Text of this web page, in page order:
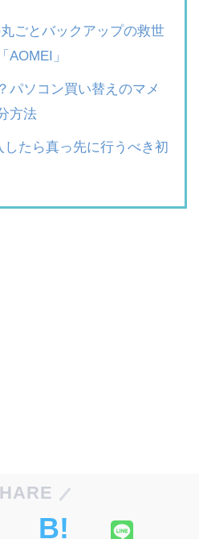
ごとバックアップの救世
AOMEI」
パソコン買い替えのマメ
方法
たら真っ先に行うべき初